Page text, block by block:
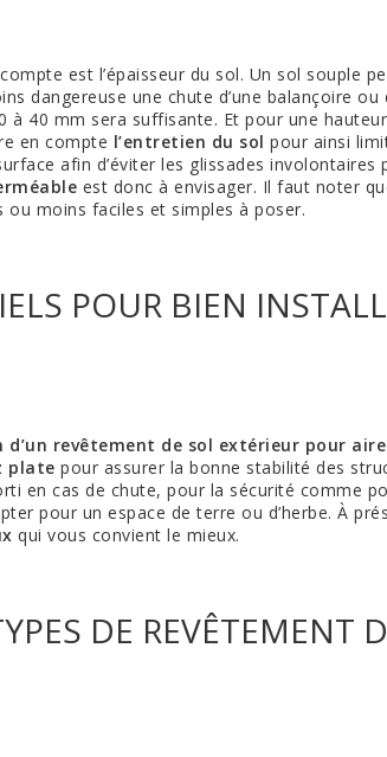
est l’épaisseur du sol. Un sol souple
dangereuse une chute d’une balançoire
à 40 mm sera suffisante. Et pour une
en compte l’entretien du sol pour ainsi
afin d’éviter les glissades involontaires
est donc à envisager. Il faut noter
moins faciles et simples à poser.
POUR BIEN
d’un revêtement de sol extérieur pour
plate pour assurer la bonne stabilité des
en cas de chute, pour la sécurité comme
pour un espace de terre ou d’herbe. À
qui vous convient le mieux.
DE REVÊTEMENT